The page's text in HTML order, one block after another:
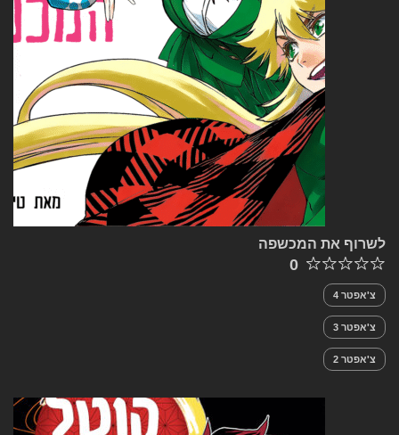
לשרוף את המכשפה
0
צ'אפטר 4
צ'אפטר 3
צ'אפטר 2